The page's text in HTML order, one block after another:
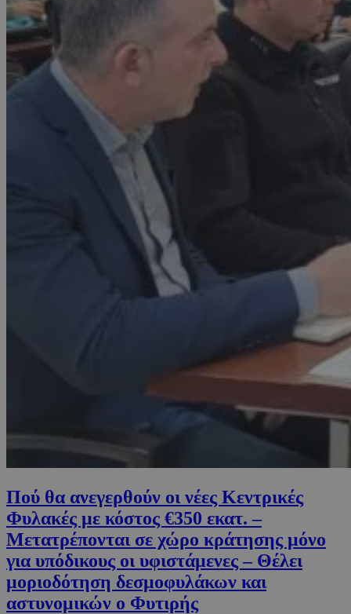
Πού θα ανεγερθούν οι νέες Κεντρικές
Φυλακές με κόστος €350 εκατ. –
Μετατρέπονται σε χώρο κράτησης μόνο
για υπόδικους οι υφιστάμενες – Θέλει
μοριοδότηση δεσμοφυλάκων και
αστυνομικών ο Φυτιρής